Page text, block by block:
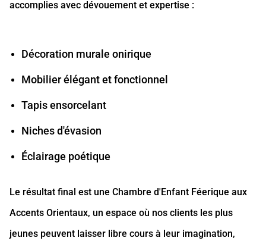
accomplies avec dévouement et expertise :
Décoration murale onirique
Mobilier élégant et fonctionnel
Tapis ensorcelant
Niches d'évasion
Éclairage poétique
Le résultat final est une Chambre d'Enfant Féerique aux
Accents Orientaux, un espace où nos clients les plus
jeunes peuvent laisser libre cours à leur imagination,